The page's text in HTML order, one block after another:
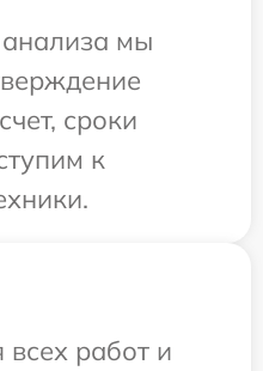
мы
сроки
к
работ и